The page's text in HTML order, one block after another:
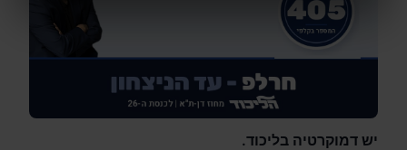
יש דמוקרטיה בליכוד.